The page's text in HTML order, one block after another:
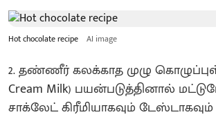
Hot chocolate recipe AI image
2. தண்ணீர் கலக்காத முழு
Cream Milk) பயன்படுத்தினால்
சாக்லேட் கிரீமியாகவும்